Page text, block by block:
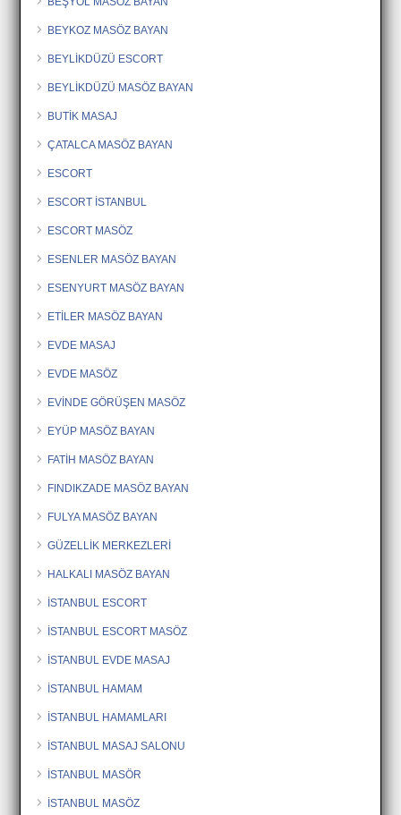
BEYKOZ MASÖZ BAYAN
BEYLİKDÜZÜ ESCORT
BEYLİKDÜZÜ MASÖZ BAYAN
BUTİK MASAJ
ÇATALCA MASÖZ BAYAN
ESCORT
ESCORT İSTANBUL
ESCORT MASÖZ
ESENLER MASÖZ BAYAN
ESENYURT MASÖZ BAYAN
ETİLER MASÖZ BAYAN
EVDE MASAJ
EVDE MASÖZ
EVİNDE GÖRÜŞEN MASÖZ
EYÜP MASÖZ BAYAN
FATİH MASÖZ BAYAN
FINDIKZADE MASÖZ BAYAN
FULYA MASÖZ BAYAN
GÜZELLİK MERKEZLERİ
HALKALI MASÖZ BAYAN
İSTANBUL ESCORT
İSTANBUL ESCORT MASÖZ
İSTANBUL EVDE MASAJ
İSTANBUL HAMAM
İSTANBUL HAMAMLARI
İSTANBUL MASAJ SALONU
İSTANBUL MASÖR
İSTANBUL MASÖZ